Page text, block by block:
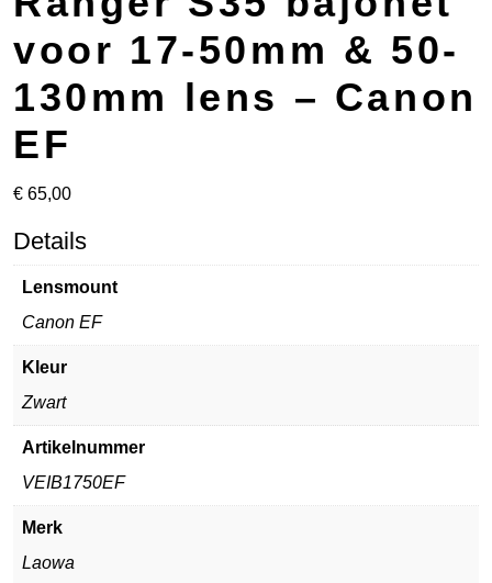
voor 17-50mm & 50-
130mm lens – Canon
EF
€ 65,00
Details
Lensmount
Canon EF
Kleur
Zwart
Artikelnummer
VEIB1750EF
Merk
Laowa